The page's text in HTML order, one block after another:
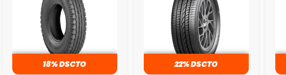
18% DSCTO 22% DSCTO